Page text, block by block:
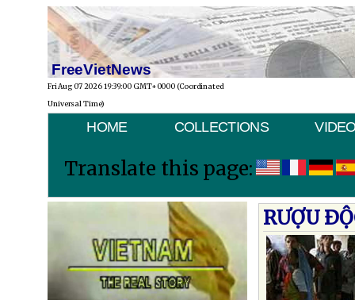
FreeVietNews
Fri Aug 07 2026 19:39:00 GMT+0000 (Coordinated
Universal Time)
HOME COLLECTIONS
Translate this page:
RƯỢU